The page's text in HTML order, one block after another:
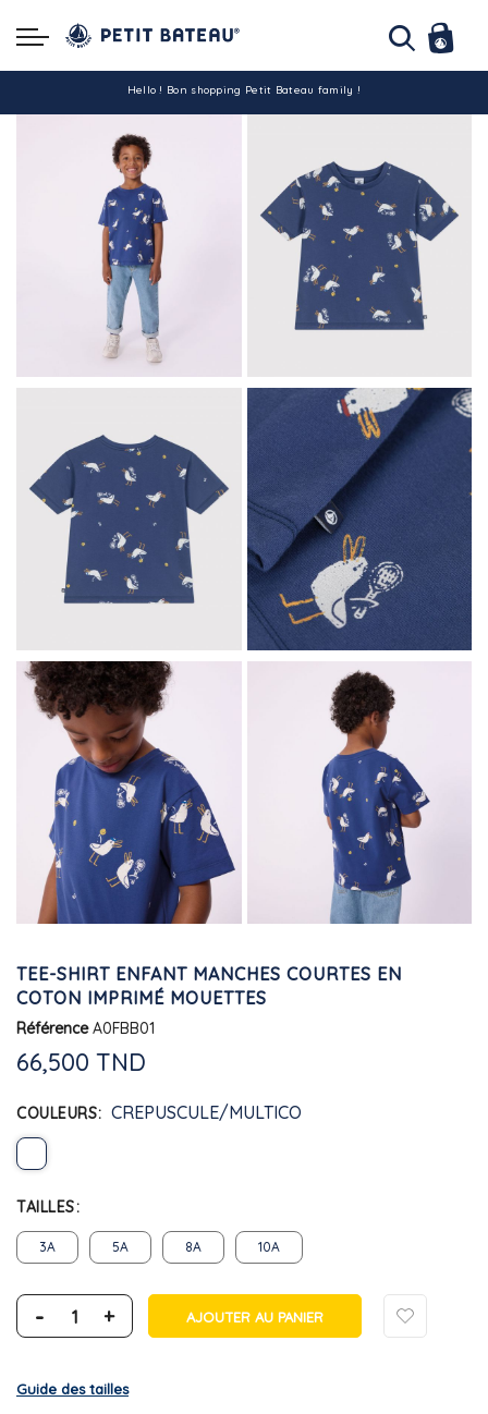
Hello ! Bon shopping Petit Bateau family !
La livraison est assurée partout en Tunisie !
-10% pour tout paiement par carte bancaire (hors promo)
TEE-SHIRT ENFANT MANCHES COURTES EN
COTON IMPRIMÉ MOUETTES
Référence A0FBB01
66,500 TND
COULEURS CREPUSCULE/MULTICO
TAILLES
3A 5A 8A 10A
- + AJOUTER AU PANIER
Guide des tailles